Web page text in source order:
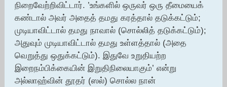
நிறைவேற்றிவிட்டார். ’உங்களில் ஒருவர் ஒரு தீமையைக்
கண்டால் அவர் அதைத் தமது கரத்தால் தடுக்கட்டும்;
முடியாவிட்டால் தமது நாவால் (சொல்லித் தடுக்கட்டும்);
அதுவும் முடியாவிட்டால் தமது உள்ளத்தால் (அதை
வெறுத்து ஒதுக்கட்டும்). இதுவே உறுதியற்ற
இறைநம்பிக்கையின் இறுதிநிலையாகும்’ என்று
அல்லாஹ்வின் தூதர் (ஸல்) சொல்ல நான்